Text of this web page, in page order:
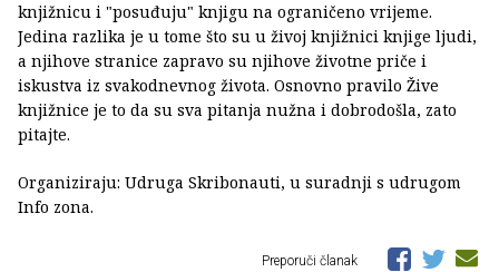
knjižnicu i "posuđuju" knjigu na ograničeno vrijeme.
Jedina razlika je u tome što su u živoj knjižnici knjige ljudi,
a njihove stranice zapravo su njihove životne priče i
iskustva iz svakodnevnog života. Osnovno pravilo Žive
knjižnice je to da su sva pitanja nužna i dobrodošla, zato
pitajte.
Organiziraju: Udruga Skribonauti, u suradnji s udrugom
Info zona.
Preporuči članak